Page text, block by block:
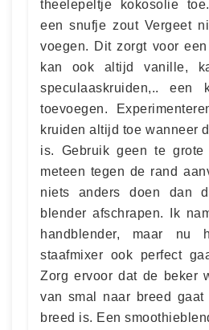
theelepeltje kokosolie
een snufje zout Vergeet
voegen. Dit zorgt voor
kan ook altijd vanille,
speculaaskruiden,.. een
toevoegen.
kruiden altijd toe wanneer
is. Gebruik geen te grote
meteen tegen de rand
niets anders doen dan
blender afschrapen. Ik
handblender, maar
staafmixer ook perfect
Zorg ervoor dat de beker
van smal naar breed gaat
breed is. Een